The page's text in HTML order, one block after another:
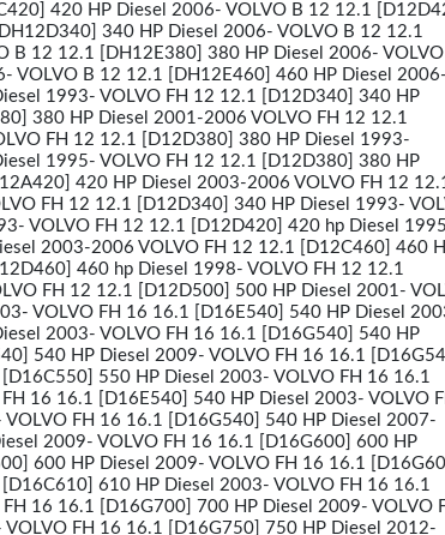
420 HP Diesel 2006- VOLVO B 12 12.1
340 HP Diesel 2006- VOLVO B 12 12.1
B 12 12.1 [DH12E380] 380 HP Diesel 2006-
VOLVO B 12 12.1 [DH12E460] 460 HP Diesel 2006-
1993- VOLVO FH 12 12.1 [D12D340] 340 HP
380 HP Diesel 2001-2006 VOLVO FH 12 12.1
FH 12 12.1 [D12D380] 380 HP Diesel 1993-
1995- VOLVO FH 12 12.1 [D12D380] 380 HP
420 HP Diesel 2003-2006 VOLVO FH 12
FH 12 12.1 [D12D340] 340 HP Diesel 1993-
VOLVO FH 12 12.1 [D12D420] 420 hp Diesel
2003-2006 VOLVO FH 12 12.1 [D12C460] 460
460 hp Diesel 1998- VOLVO FH 12 12.1
FH 12 12.1 [D12D500] 500 HP Diesel 2001-
VOLVO FH 16 16.1 [D16E540] 540 HP Diesel
2003- VOLVO FH 16 16.1 [D16G540] 540 HP
540 HP Diesel 2009- VOLVO FH 16 16.1
550 HP Diesel 2003- VOLVO FH 16 16.1
16 16.1 [D16E540] 540 HP Diesel 2003- VOLVO
FH 16 16.1 [D16G540] 540 HP Diesel 2007-
2009- VOLVO FH 16 16.1 [D16G600] 600 HP
600 HP Diesel 2009- VOLVO FH 16 16.1
610 HP Diesel 2003- VOLVO FH 16 16.1
16 16.1 [D16G700] 700 HP Diesel 2009- VOLVO
FH 16 16.1 [D16G750] 750 HP Diesel 2012-